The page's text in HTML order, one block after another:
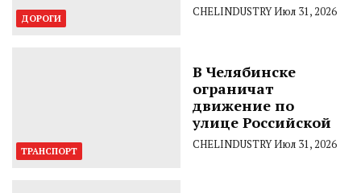
ДОРОГИ CHELINDUSTRYИюл 31, 2026
ТРАНСПОРТ
В Челябинске
ограничат
движение по
улице Российской
CHELINDUSTRYИюл 31, 2026